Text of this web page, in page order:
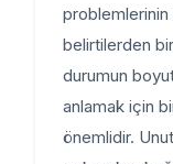
belirtilerden
durumun
anlamak için
önemlidir.